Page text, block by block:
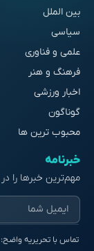
بین الملل
سیاسی
علمی و فناوری
فرهنگ و هنر
اخبار ورزشی
گوناگون
محبوب ترین ها
خبرنامه
مهم‌ترین خبرها را